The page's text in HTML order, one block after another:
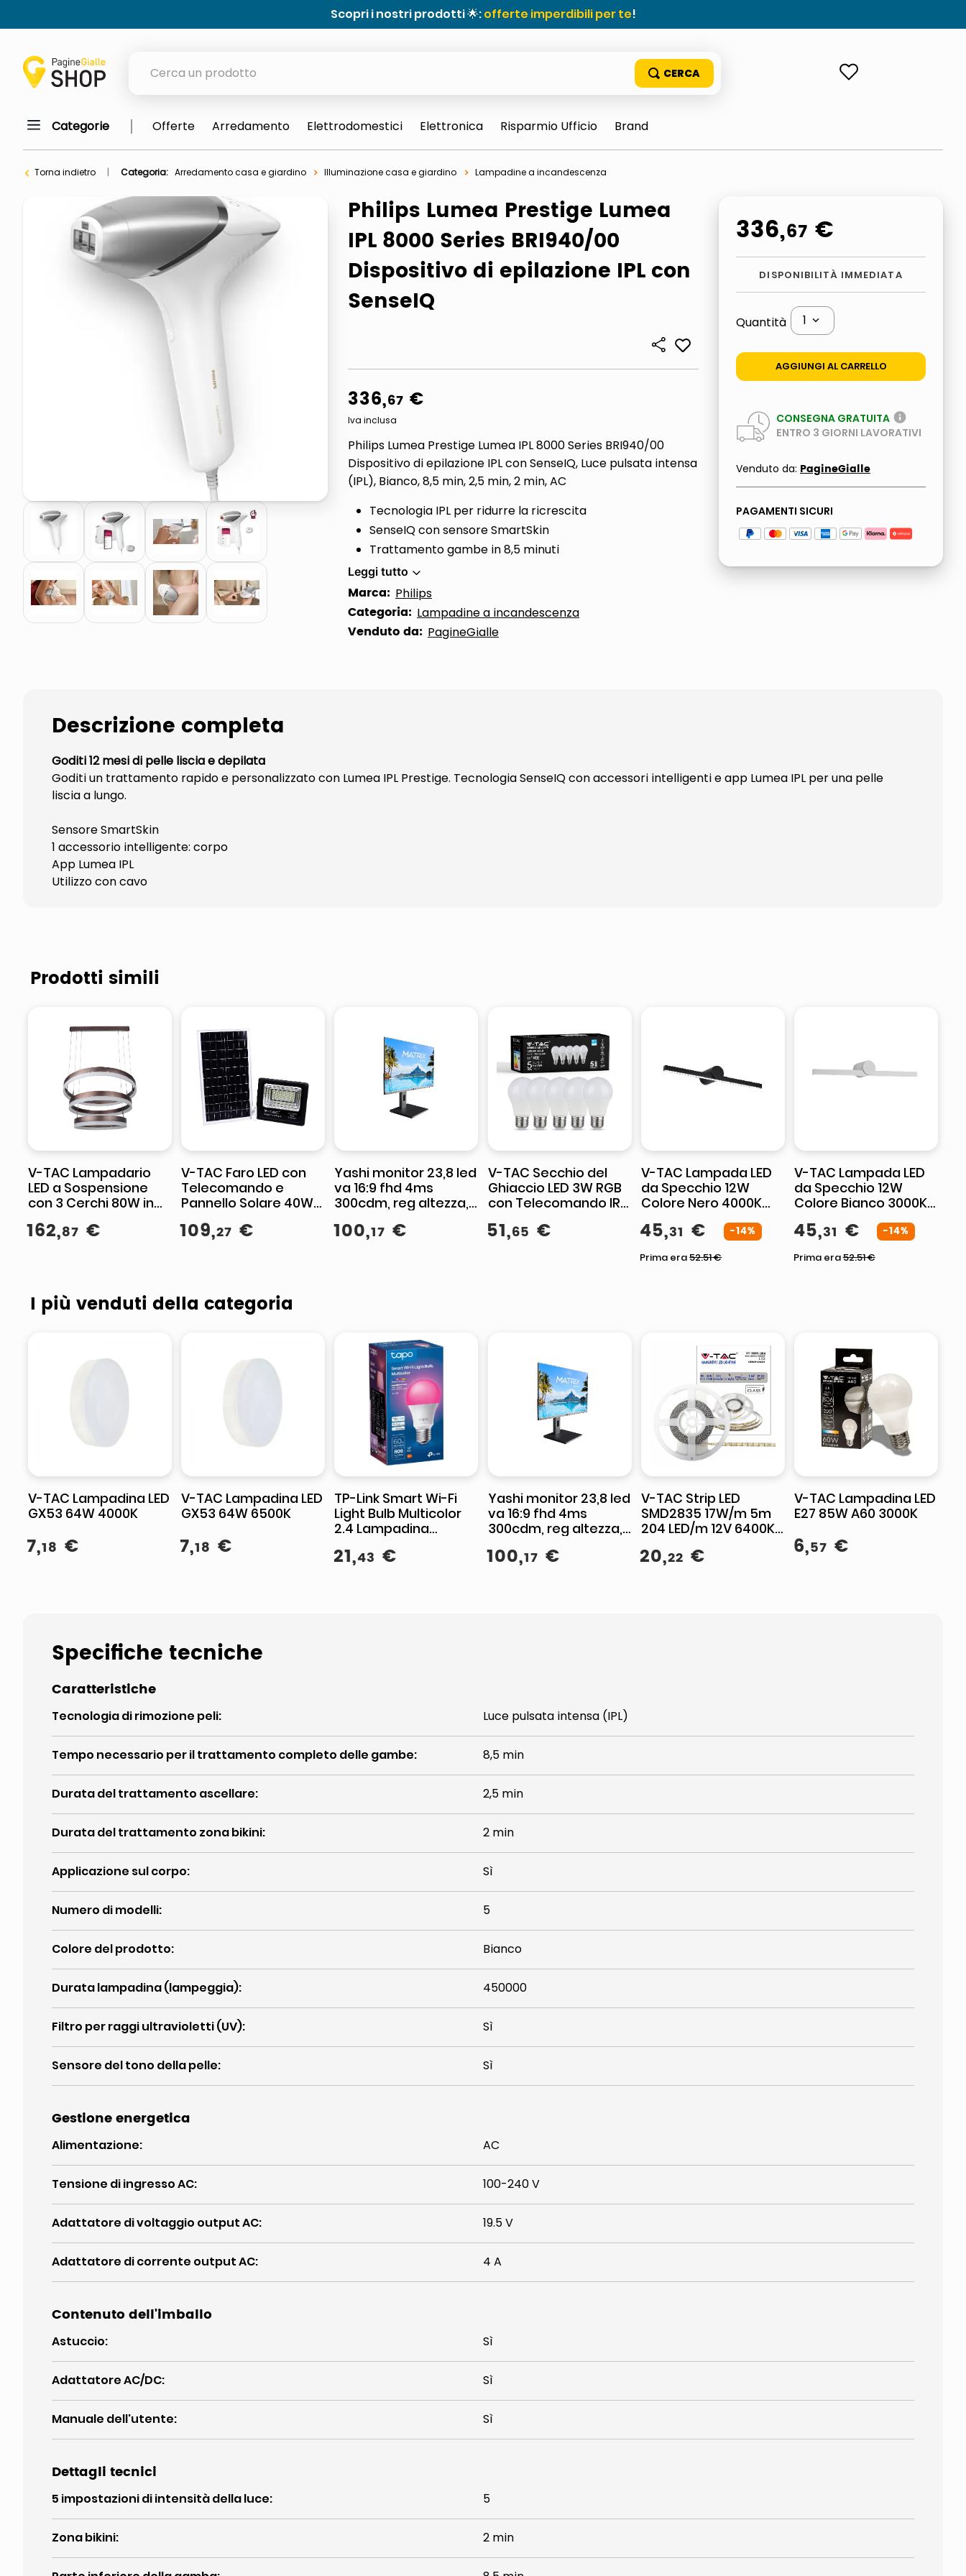
Scopri i nostri prodotti 🌟:offerte imperdibili per te!
orologio parete
porta tv
ombrelloni
italia independent occhiali sole 0703 thin rotondo sun
lucidatrice pavimenti
pattumiera raccolta differenziata
asciuga capelli spazzola
Categorie Offerte Arredamento Elettrodomestici Elettronica Risparmio Ufficio Brand
Torna indietro Categoria: Arredamento casa e giardino Illuminazione casa e giardino Lampadine a incandescenza
Philips Lumea Prestige Lumea
IPL 8000 Series BRI940/00
Dispositivo di epilazione IPL con
SenseIQ
336,67 €
Iva inclusa
Philips Lumea Prestige Lumea IPL 8000 Series BRI940/00
Dispositivo di epilazione IPL con SenseIQ, Luce pulsata intensa
(IPL), Bianco, 8,5 min, 2,5 min, 2 min, AC
Tecnologia IPL per ridurre la ricrescita
SenseIQ con sensore SmartSkin
Trattamento gambe in 8,5 minuti
Leggi tutto
Marca: Philips
Categoria: Lampadine a incandescenza
Venduto da: PagineGialle
336,67 €
DISPONIBILITÀ IMMEDIATA
Quantità 1
AGGIUNGI AL CARRELLO
CONSEGNA GRATUITA
ENTRO 3 GIORNI LAVORATIVI
Venduto da: PagineGialle
PAGAMENTI SICURI
Descrizione completa
Goditi 12 mesi di pelle liscia e depilata
Goditi un trattamento rapido e personalizzato con Lumea IPL Prestige. Tecnologia SenseIQ con accessori intelligenti e app Lumea IPL per una pelle
liscia a lungo.
Sensore SmartSkin
1 accessorio intelligente: corpo
App Lumea IPL
Utilizzo con cavo
Prodotti simili
V-TAC Lampadario
LED a Sospensione
con 3 Cerchi 80W in
Metallo Colore Caffè
3000K Triac
162,87 €
V-TAC Faro LED con
Telecomando e
Pannello Solare 40W
4000K
109,27 €
Yashi monitor 23,8 led
va 16:9 fhd 4ms
300cdm, reg altezza,
multimediale -
100,17 €
V-TAC Secchio del
Ghiaccio LED 3W RGB
con Telecomando IR
Alimentatore IP54
51,65 €
V-TAC Lampada LED
da Specchio 12W
Colore Nero 4000K
610*100mm IP20
45,31 € -14%
Prima era52.51€
V-TAC Lampada LED
da Specchio 12W
Colore Bianco 3000K
610*100mm IP20
45,31 € -14%
Prima era52.51€
I più venduti della categoria
V-TAC Lampadina LED
GX53 64W 4000K
7,18 €
V-TAC Lampadina LED
GX53 64W 6500K
7,18 €
TP-Link Smart Wi-Fi
Light Bulb Multicolor
2.4 Lampadina
21,43 €
Yashi monitor 23,8 led
va 16:9 fhd 4ms
300cdm, reg altezza,
multimediale -
100,17 €
V-TAC Strip LED
SMD2835 17W/m 5m
204 LED/m 12V 6400K
20,22 €
V-TAC Lampadina LED
E27 85W A60 3000K
6,57 €
Specifiche tecniche
Caratteristiche
Tecnologia di rimozione peli: Luce pulsata intensa (IPL)
Tempo necessario per il trattamento completo delle gambe: 8,5 min
Durata del trattamento ascellare: 2,5 min
Durata del trattamento zona bikini: 2 min
Applicazione sul corpo: Sì
Numero di modelli: 5
Colore del prodotto: Bianco
Durata lampadina (lampeggia): 450000
Filtro per raggi ultravioletti (UV): Sì
Sensore del tono della pelle: Sì
Gestione energetica
Alimentazione: AC
Tensione di ingresso AC: 100-240 V
Adattatore di voltaggio output AC: 19.5 V
Adattatore di corrente output AC: 4 A
Contenuto dell'imballo
Astuccio: Sì
Adattatore AC/DC: Sì
Manuale dell'utente: Sì
Dettagli tecnici
5 impostazioni di intensità della luce: 5
Zona bikini: 2 min